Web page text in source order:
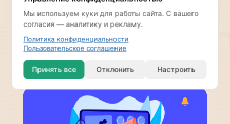
РАССЫЛКА
Мы используем куки для работы сайта. С вашего
согласия — аналитику и рекламу.
Политика конфиденциальности
Пользовательское соглашение
Принять все Отклонить Настроить